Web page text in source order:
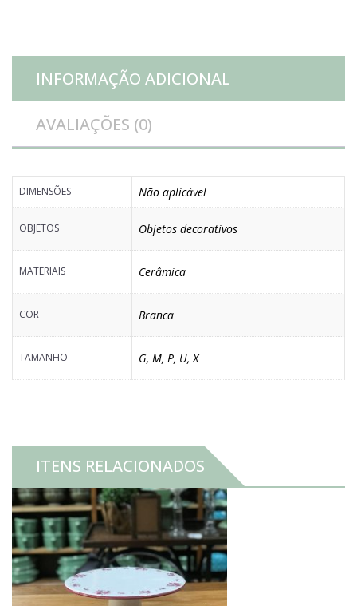
INFORMAÇÃO ADICIONAL
AVALIAÇÕES (0)
DIMENSÕES Não aplicável
OBJETOS Objetos decorativos
MATERIAIS Cerâmica
COR Branca
TAMANHO G, M, P, U,X
ITENS RELACIONADOS